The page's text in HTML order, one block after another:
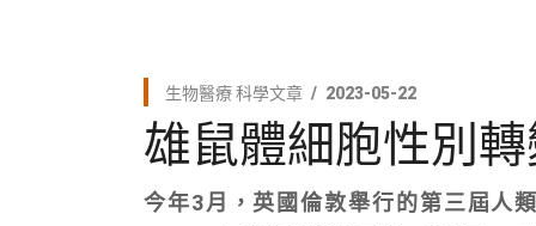
生物醫療科學文章 2023-05-22
雄鼠體細胞性別
今年3月，英國倫敦舉行的第三屆人